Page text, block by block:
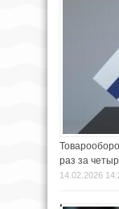
раз за
14.02.2026